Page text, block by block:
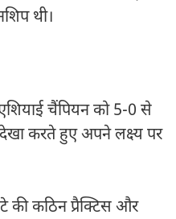
थी।
एशियाई चैंपियन को 5-0 से
करते हुए अपने लक्ष्य पर
की कठिन प्रैक्टिस और